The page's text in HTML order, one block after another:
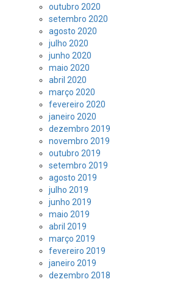
outubro 2020
setembro 2020
agosto 2020
julho 2020
junho 2020
maio 2020
abril 2020
março 2020
fevereiro 2020
janeiro 2020
dezembro 2019
novembro 2019
outubro 2019
setembro 2019
agosto 2019
julho 2019
junho 2019
maio 2019
abril 2019
março 2019
fevereiro 2019
janeiro 2019
dezembro 2018